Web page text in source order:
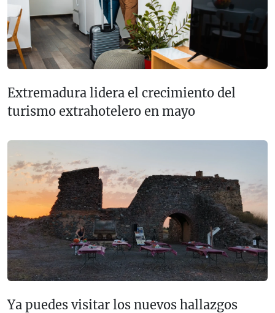
Extremadura lidera el crecimiento del
turismo extrahotelero en mayo
Ya puedes visitar los nuevos hallazgos